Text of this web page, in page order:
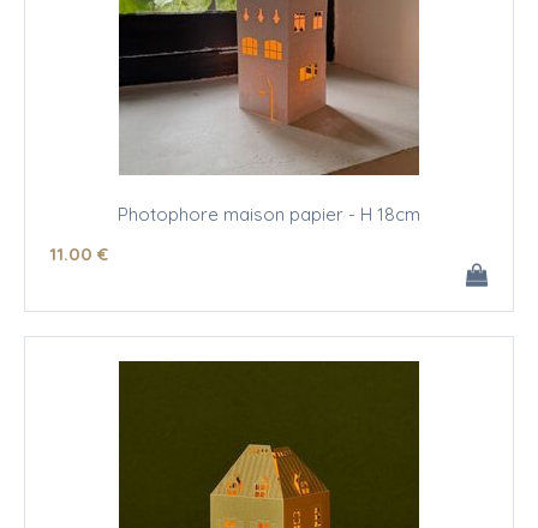
Photophore maison papier - H 18cm
11.00 €